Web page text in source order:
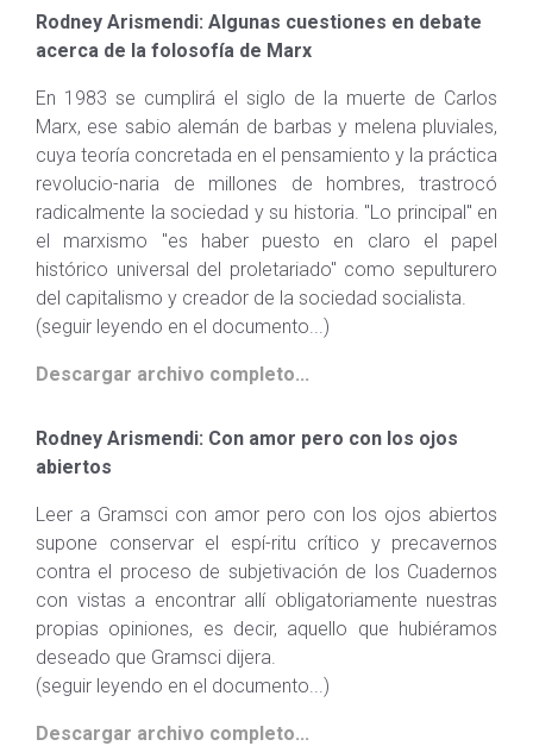
Rodney Arismendi: Algunas cuestiones en debate
acerca de la folosofía de Marx
En 1983 se cumplirá el siglo de la muerte de Carlos
Marx, ese sabio alemán de barbas y melena pluviales,
cuya teoría concretada en el pensamiento y la práctica
revolucio-naria de millones de hombres, trastrocó
radicalmente la sociedad y su historia. "Lo principal" en
el marxismo "es haber puesto en claro el papel
histórico universal del proletariado" como sepulturero
del capitalismo y creador de la sociedad socialista.
(seguir leyendo en el documento...)
Descargar archivo completo...
Rodney Arismendi: Con amor pero con los ojos
abiertos
Leer a Gramsci con amor pero con los ojos abiertos
supone conservar el espí-ritu crítico y precavernos
contra el proceso de subjetivación de los Cuadernos
con vistas a encontrar allí obligatoriamente nuestras
propias opiniones, es decir, aquello que hubiéramos
deseado que Gramsci dijera.
(seguir leyendo en el documento...)
Descargar archivo completo...